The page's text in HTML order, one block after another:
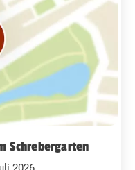
Schrebergarten